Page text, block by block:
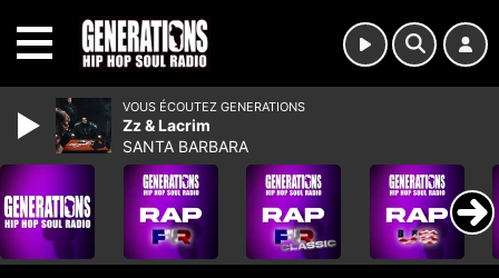
VOUS ÉCOUTEZ GENERATIONS
Zz & Lacrim
SANTA BARBARA